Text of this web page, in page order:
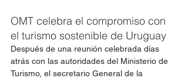
OMT celebra el compromiso con
el turismo sostenible de Uruguay
Después de una reunión celebrada días
atrás con las autoridades del Ministerio de
Turismo, el secretario General de la